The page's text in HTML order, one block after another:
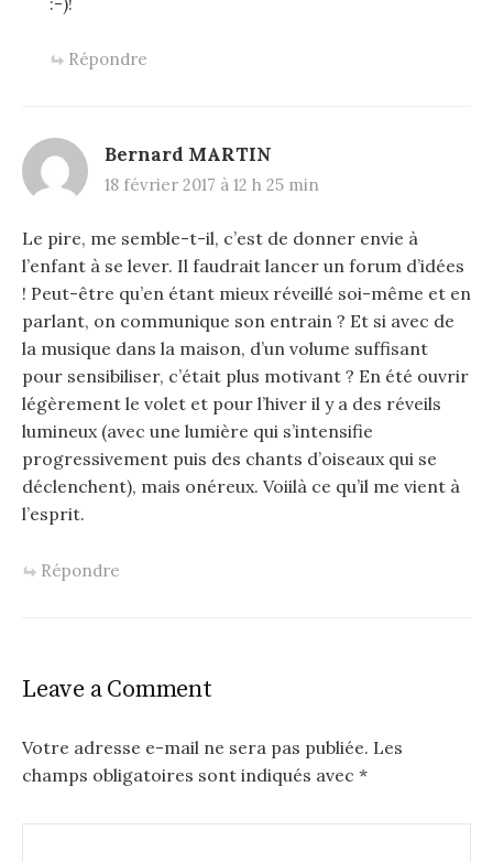
Répondre
Bernard MARTIN
18 février 2017 à 12 h 25 min
Le pire, me semble-t-il, c’est de donner envie à
l’enfant à se lever. Il faudrait lancer un forum d’idées
! Peut-être qu’en étant mieux réveillé soi-même et en
parlant, on communique son entrain ? Et si avec de
la musique dans la maison, d’un volume suffisant
pour sensibiliser, c’était plus motivant ? En été ouvrir
légèrement le volet et pour l’hiver il y a des réveils
lumineux (avec une lumière qui s’intensifie
progressivement puis des chants d’oiseaux qui se
déclenchent), mais onéreux. Voiilà ce qu’il me vient à
l’esprit.
Répondre
Leave a Comment
Votre adresse e-mail ne sera pas publiée. Les
champs obligatoires sont indiqués avec *